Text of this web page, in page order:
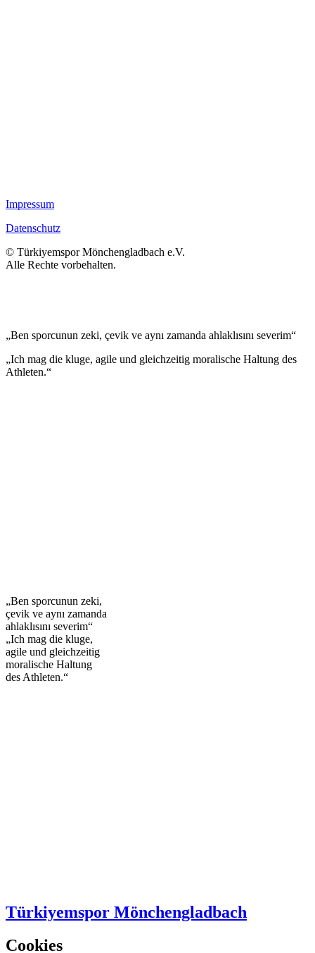
Impressum
Datenschutz
© Türkiyemspor Mönchengladbach e.V.
Alle Rechte vorbehalten.
„Ben sporcunun zeki, çevik ve aynı zamanda ahlaklısını severim“
„Ich mag die kluge, agile und gleichzeitig moralische Haltung des
Athleten.“
„Ben sporcunun zeki,
çevik ve aynı zamanda
ahlaklısını severim“
„Ich mag die kluge,
agile und gleichzeitig
moralische Haltung
des Athleten.“
Türkiyemspor Mönchengladbach
Cookies